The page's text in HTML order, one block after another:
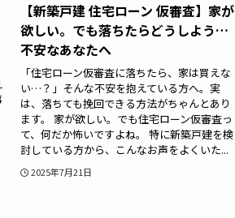
【新築戸建 住宅ローン 仮審査】家が
欲しい。でも落ちたらどうしよう…
不安なあなたへ
「住宅ローン仮審査に落ちたら、家は買えな
い…？」そんな不安を抱えている方へ。実
は、落ちても挽回できる方法がちゃんとあり
ます。 家が欲しい。でも住宅ローン仮審査っ
て、何だか怖いですよね。 特に新築戸建を検
討している方から、こんなお声をよくいた...
2025年7月21日